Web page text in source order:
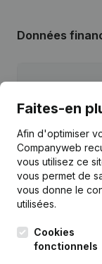
Données
Bénéfices/pertes
Capitaux propres
Marge brute
Faites-en
Afin d'optimiser
Companyweb
vous utilisez ce
vous permet de
vous donne le
utilisées.
Cookies
fonctionnels